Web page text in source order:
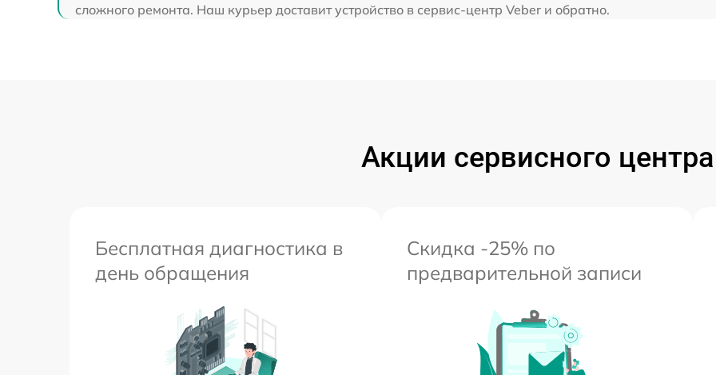
сложного ремонта. Наш курьер доставит устройство в сервис-центр Veber и обратно.
Акции сервисного центра
Бесплатная диагностика в
день обращения
Скидка -25% по
предварительной записи